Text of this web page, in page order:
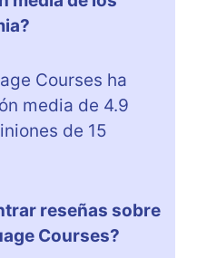
Courses ha
media de 4.9
de 15
reseñas sobre
Courses?